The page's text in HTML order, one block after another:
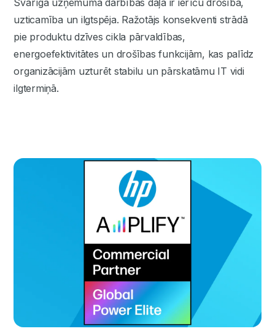
Svarīga uzņēmuma darbības daļa ir ierīču drošība,
uzticamība un ilgtspēja. Ražotājs konsekventi strādā
pie produktu dzīves cikla pārvaldības,
energoefektivitātes un drošības funkcijām, kas palīdz
organizācijām uzturēt stabilu un pārskatāmu IT vidi
ilgtermiņā.